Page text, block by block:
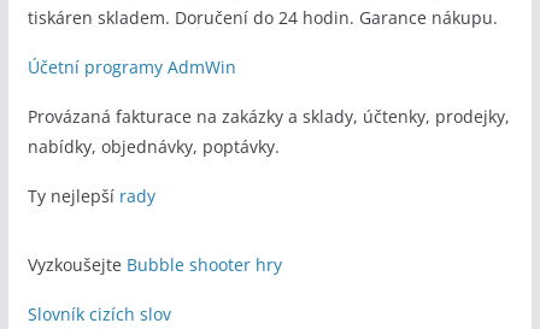
tiskáren skladem. Doručení do 24 hodin. Garance nákupu.
Účetní programy AdmWin
Provázaná fakturace na zakázky a sklady, účtenky, prodejky,
nabídky, objednávky, poptávky.
Ty nejlepší rady
Vyzkoušejte Bubble shooter hry
Slovník cizích slov